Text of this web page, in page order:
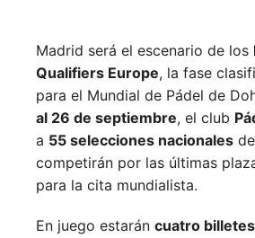
Madrid será el escenario de los
Qualifiers Europe, la fase
para el Mundial de Pádel de
al 26 de septiembre, el club
a 55 selecciones nacionales de
competirán por las últimas
para la cita mundialista.
En juego estarán cuatro billetes